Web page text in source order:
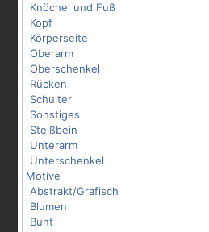
Knöchel und Fuß
Kopf
Körperseite
Oberarm
Oberschenkel
Rücken
Schulter
Sonstiges
Steißbein
Unterarm
Unterschenkel
Motive
Abstrakt/Grafisch
Blumen
Bunt